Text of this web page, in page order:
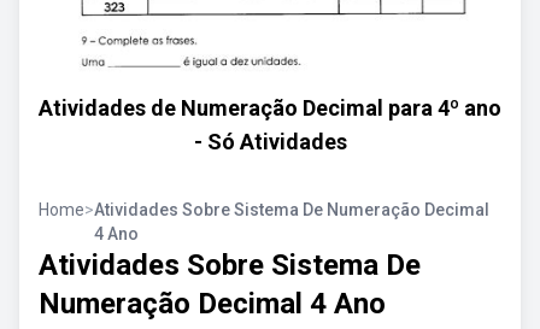
Atividades de Numeração Decimal para 4º ano
- Só Atividades
Home>Atividades Sobre Sistema De Numeração Decimal
4 Ano
Atividades Sobre Sistema De
Numeração Decimal 4 Ano